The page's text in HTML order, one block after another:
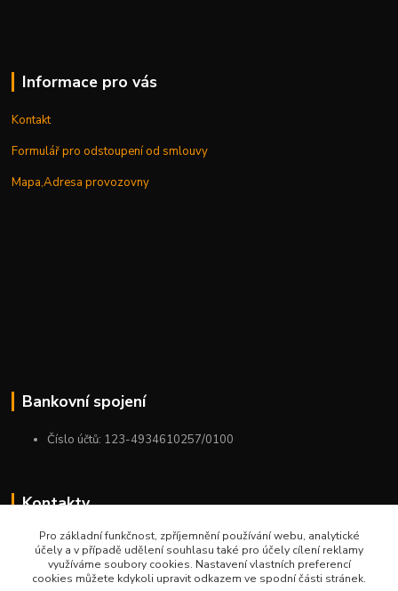
Informace pro vás
Kontakt
Formulář pro odstoupení od smlouvy
Mapa,Adresa provozovny
Bankovní spojení
Číslo účtů: 123-4934610257/0100
Kontakty
+420 775 954 963
9:00-12:00-13:00-16:00
Pro základní funkčnost, zpříjemnění používání webu, analytické
účely a v případě udělení souhlasu také pro účely cílení reklamy
využíváme soubory cookies. Nastavení vlastních preferencí
cookies můžete kdykoli upravit odkazem ve spodní části stránek.